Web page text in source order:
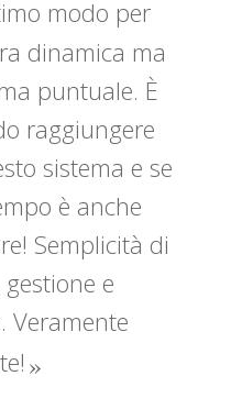
modo per
dinamica ma
puntuale. È
raggiungere
sistema e se
è anche
Semplicità di
e
Veramente